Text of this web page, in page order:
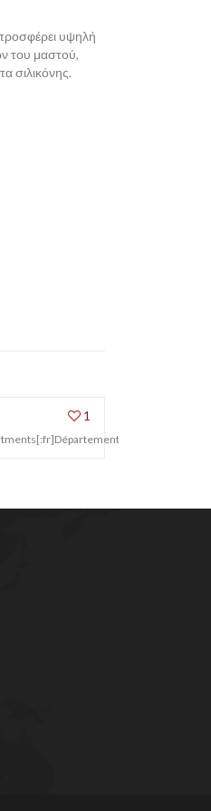
υψηλή
του μαστού,
σιλικόνης.
1